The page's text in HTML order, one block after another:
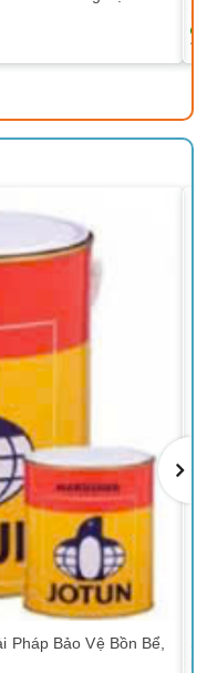
Pháp Bảo Vệ Bồn Bể,